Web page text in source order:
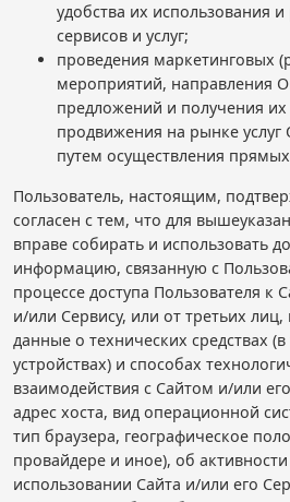
удобства их использования
сервисов и услуг;
проведения маркетинговых
мероприятий, направления
предложений и получения
продвижения на рынке услуг
путем осуществления
Пользователь, настоящим,
согласен с тем, что для
вправе собирать и использовать
информацию, связанную с
процессе доступа Пользователя к
и/или Сервису, или от третьих
данные о технических средствах
устройствах) и способах
взаимодействия с Сайтом и/или
адрес хоста, вид операционной
тип браузера, географическое
провайдере и иное), об
использовании Сайта и/или его